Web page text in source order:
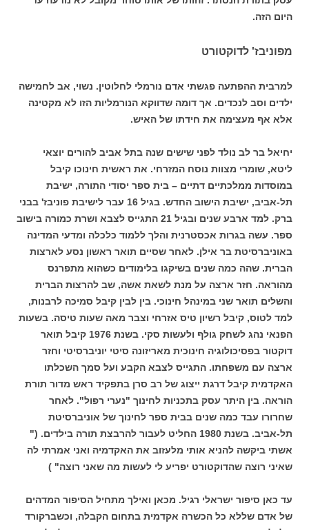
היום הזה.
מפוניבז' לדוקטורט
למרבית ההפתעה פגשתי אדם נורמלי לחלוטין. נשוי, אב לחמישה
ילדים וסב לנכדים. אך דומה שדווקא הנורמליות הזו לא מקטינה
אלא אף מעצימה את חידתו של האיש.
יחיאל בר לב נולד לפני שישים שנה בתל אביב להורים יוצאי
ליטא, שומרי מצוות נוסח המזרחי. את ראשית חינוכו קיבל
במוסדות ממלכתיים דתיים – בית ספר יסודי התורה, ישיבת
תל-אביב, ישיבת הישוב החדש. בגיל 16 עבר לישיבת פוניבז' בבני
ברק. למד ארבע שנים ובגיל 21 התגייס לצבא ושרת כמורה בישוב
ספר. עשה בגרות אכסטרנית והלך ללמוד כלכלה ומדעי המדינה
באוניברסיטת בר אילן. לאחר שסיים תואר ראשון נסע לארצות
הברית. שהה כמה שנים בשיקגו בלימודים כשהוא מתפרנס
מהוראה. חזר ארצה על מנת לשאת אשה, שב להרצות הברית
והשלים תואר שני במינהל חינוכי. בין לבין קיבל סמיכה לרבנות,
למד לטוס, קיבל רשיון טיס אזרחי וצבר מאה שעות טיסה. בשעות
הפנאי נהג לשחק גולף ולעשות סקי. בשנת 1976 קיבל תואר
דוקטור בפסיכולוגיה חינוכית מאריזונה סיטי יוניברסיטי וחזר
ארצה עם משפחתו. התגייס לצבא הקבע ועל סמך השכלתו
האקדמית קיבל דרגת ייצוג של רב סרן בתפקיד ראש מדור תורת
הוראה. בין היתר עסק בתכניות לחינוך "נערי רפול". לאחר
שחרורו עבד כמה שנים בבית ספר לחינוך של אוניברסיטת
תל-אביב. בשנת 1980 החליט לעבור להרבצת תורה בילדים. ("
אשתי ביקשה להניא אותי מלעזוב את האקדמיה ואני אמרתי לה
שאיני רוצה שהדוקטורט יפריע לי לעשות מה שאני רוצה" )
עד כאן סיפור ישראלי רגיל. מכאן ואילך מתחיל הסיפור המדהים
של אדם שללא כל הכשרה אקדמית בתחום הקבלה, וכשברקורד